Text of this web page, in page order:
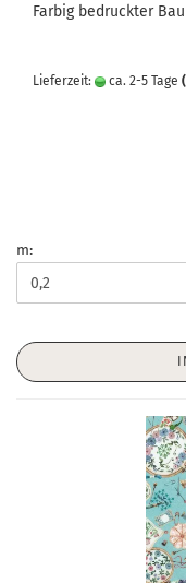
Farbig bedruckter
Lieferzeit: ca. 2-5 Tage
m: